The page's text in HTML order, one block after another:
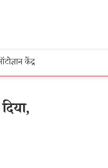
ज्ञान केंद्र